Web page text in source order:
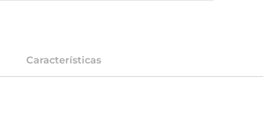
Características